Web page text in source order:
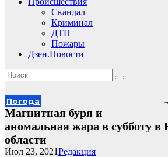
Скандал
Криминал
ДТП
Пожары
Дзен.Новости
Погода
Магнитная буря и
аномальная жара в субботу в
области
Редакция
Июл 23, 2021